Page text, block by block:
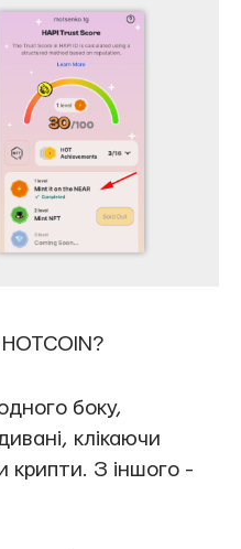
боку,
клікаючи
крипти. З іншого -